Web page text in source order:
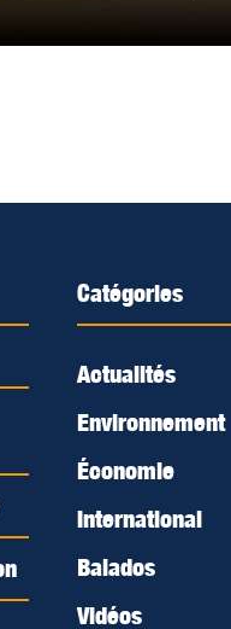
Catégories
Actualités
Environnement
Économie
International
Balados
Vidéos